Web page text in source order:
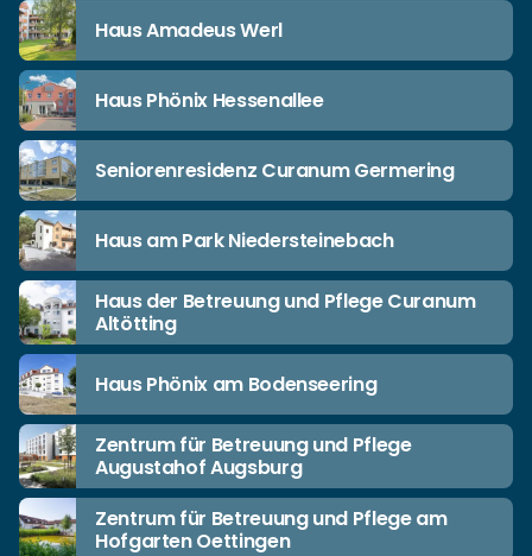
Haus Amadeus Werl
Haus Phönix Hessenallee
Seniorenresidenz Curanum Germering
Haus am Park Niedersteinebach
Haus der Betreuung und Pflege Curanum
Altötting
Haus Phönix am Bodenseering
Zentrum für Betreuung und Pflege
Augustahof Augsburg
Zentrum für Betreuung und Pflege am
Hofgarten Oettingen